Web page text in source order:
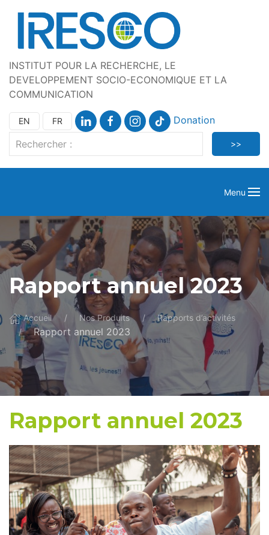
INSTITUT POUR LA RECHERCHE, LE
DEVELOPPEMENT SOCIO-ECONOMIQUE ET LA
COMMUNICATION
EN FR Donation
Menu
Rapport annuel 2023
Accueil Nos Produits Rapports d’activités
Rapport annuel 2023
Rapport annuel 2023